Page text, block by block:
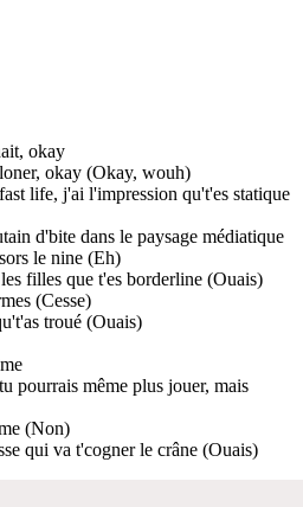
okay
okay (Okay, wouh)
life, j'ai l'impression qu't'es statique
d'bite dans le paysage médiatique
le nine (Eh)
filles que t'es borderline (Ouais)
(Cesse)
troué (Ouais)
pourrais même plus jouer, mais
(Non)
qui va t'cogner le crâne (Ouais)